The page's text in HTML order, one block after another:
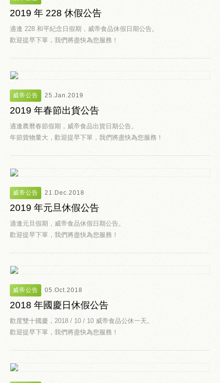
2019 年 228 休假公告
適逢 228 和平紀念日假期，威帝食品休假日期公告。
歡迎提早下單，我們將盡快為您服務！
威帝公告 25.Jan.2019
2019 年春節出貨公告
適逢農曆春節假期，威帝食品出貨日期公告。
年節貨物量大，歡迎提早下單，我們將盡快為您服務！
威帝公告 21.Dec.2018
2019 年元旦休假公告
適逢元旦假期，威帝食品休假日期公告。
歡迎提早下單，我們將盡快為您服務！
威帝公告 05.Oct.2018
2018 年國慶日休假公告
歡度雙十國慶，2018 / 10 / 10 威帝食品公休一天。
歡迎提早下單，我們將盡快為您服務！